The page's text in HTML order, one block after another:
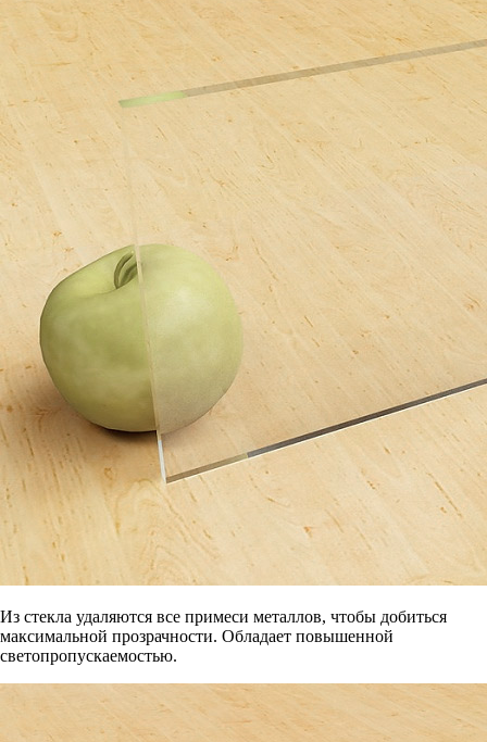
Из стекла удаляются все примеси металлов, чтобы добиться
максимальной прозрачности. Обладает повышенной
светопропускаемостью.